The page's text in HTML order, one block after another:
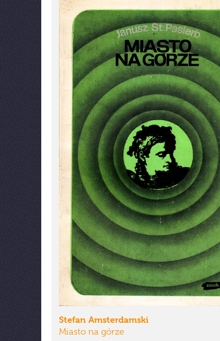
Stefan Amsterdamski
Miasto na górze